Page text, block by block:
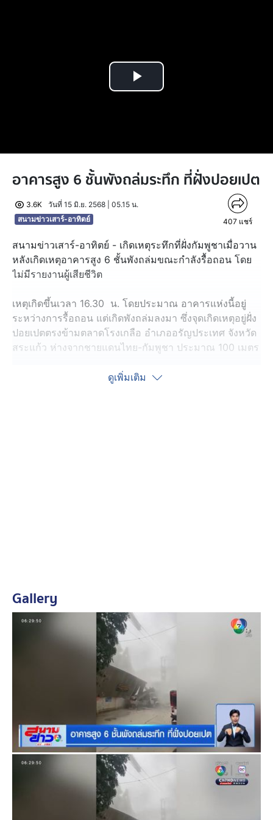
Play
อาคารสูง 6 ชั้นพังถล่มระทึก ที่ฝั่งปอยเปต
3.6K
วันที่ 15 มิ.ย. 2568 | 05.15 น.
สนามข่าวเสาร์-อาทิตย์
407 แชร์
สนามข่าวเสาร์-อาทิตย์ - เกิดเหตุระทึกที่ฝั่งกัมพูชาเมื่อวาน
หลังเกิดเหตุอาคารสูง 6 ชั้นพังถล่มขณะกำลังรื้อถอน โดย
ไม่มีรายงานผู้เสียชีวิต
เหตุเกิดขึ้นเวลา 16.30 น. โดยประมาณ อาคารแห่งนี้อยู่
ระหว่างการรื้อถอน แต่เกิดพังถล่มลงมา ซึ่งจุดเกิดเหตุอยู่ฝั่ง
ปอยเปตตรงข้ามตลาดโรงเกลือ อำเภออรัญประเทศ จังหวัด
สระแก้ว ห่างจากชายแดนไทย-กัมพูชา ประมาณ 100 เมตร
ผู้สื่อข่าวรายงานเพิ่มเติมว่า อาคารแห่งนี้อยู่ระหว่างการรื้อ
ดูเพิ่มเติม
Gallery